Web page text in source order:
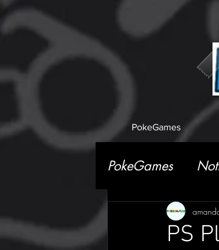
PokeGames
PokeGames
PS